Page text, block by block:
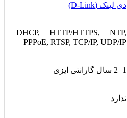
دی لینک (D-Link)
DHCP, HTTP/HTTPS, NTP,
PPPoE, RTSP, TCP/IP, UDP/IP
2+1 سال گارانتی ایزی
ندارد